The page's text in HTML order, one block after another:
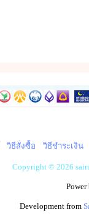
วิธีสั่งซื้อ วิธีชำระเงิน
Copyright © 2026
Development from